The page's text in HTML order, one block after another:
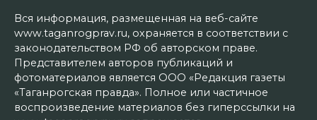
Вся информация, размещенная на веб-сайте
www.taganrogprav.ru, охраняется в соответствии с
законодательством РФ об авторском праве.
Представителем авторов публикаций и
фотоматериалов является ООО «Редакция газеты
«Таганрогская правда». Полное или частичное
воспроизведение материалов без гиперссылки на